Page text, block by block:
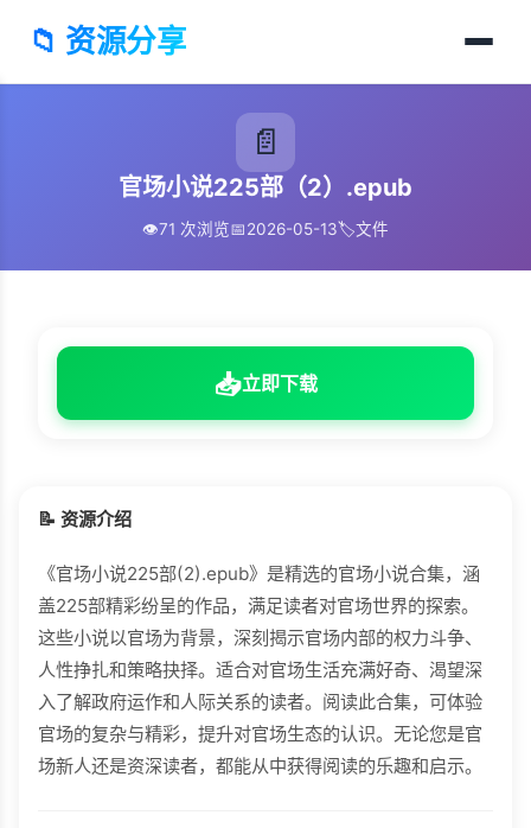
📁 资源分享
📄
官场小说225部（2）.epub
👁️71 次浏览📅2026-05-13🏷️文件
📥立即下载
📝 资源介绍
《官场小说225部(2).epub》是精选的官场小说合集，涵
盖225部精彩纷呈的作品，满足读者对官场世界的探索。
这些小说以官场为背景，深刻揭示官场内部的权力斗争、
人性挣扎和策略抉择。适合对官场生活充满好奇、渴望深
入了解政府运作和人际关系的读者。阅读此合集，可体验
官场的复杂与精彩，提升对官场生态的认识。无论您是官
场新人还是资深读者，都能从中获得阅读的乐趣和启示。